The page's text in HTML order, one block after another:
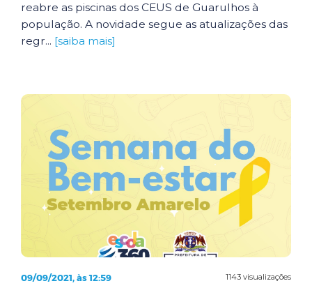
reabre as piscinas dos CEUS de Guarulhos à
população. A novidade segue as atualizações das
regr... [saiba mais]
1143 visualizações
09/09/2021, às 12:59